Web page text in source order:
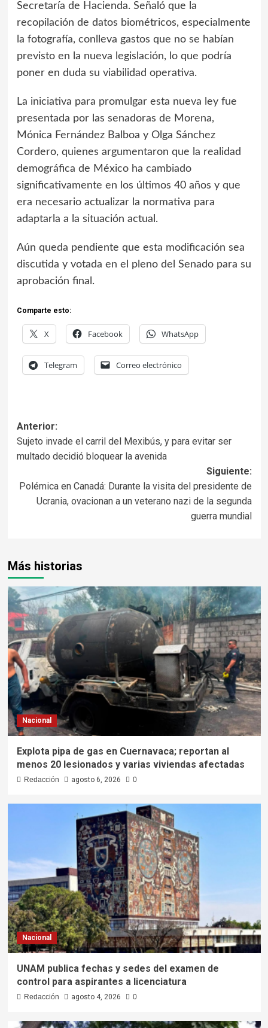
Secretaría de Hacienda. Señaló que la
recopilación de datos biométricos, especialmente
la fotografía, conlleva gastos que no se habían
previsto en la nueva legislación, lo que podría
poner en duda su viabilidad operativa.
La iniciativa para promulgar esta nueva ley fue
presentada por las senadoras de Morena,
Mónica Fernández Balboa y Olga Sánchez
Cordero, quienes argumentaron que la realidad
demográfica de México ha cambiado
significativamente en los últimos 40 años y que
era necesario actualizar la normativa para
adaptarla a la situación actual.
Aún queda pendiente que esta modificación sea
discutida y votada en el pleno del Senado para su
aprobación final.
Comparte esto:
X Facebook WhatsApp
Telegram Correo electrónico
Anterior:
Sujeto invade el carril del Mexibús, y para evitar ser
multado decidió bloquear la avenida
Siguiente:
Polémica en Canadá: Durante la visita del presidente de
Ucrania, ovacionan a un veterano nazi de la segunda
guerra mundial
Más historias
Nacional
Explota pipa de gas en Cuernavaca; reportan al
menos 20 lesionados y varias viviendas afectadas
Redacción agosto 6, 2026 0
Nacional
UNAM publica fechas y sedes del examen de
control para aspirantes a licenciatura
Redacción agosto 4, 2026 0